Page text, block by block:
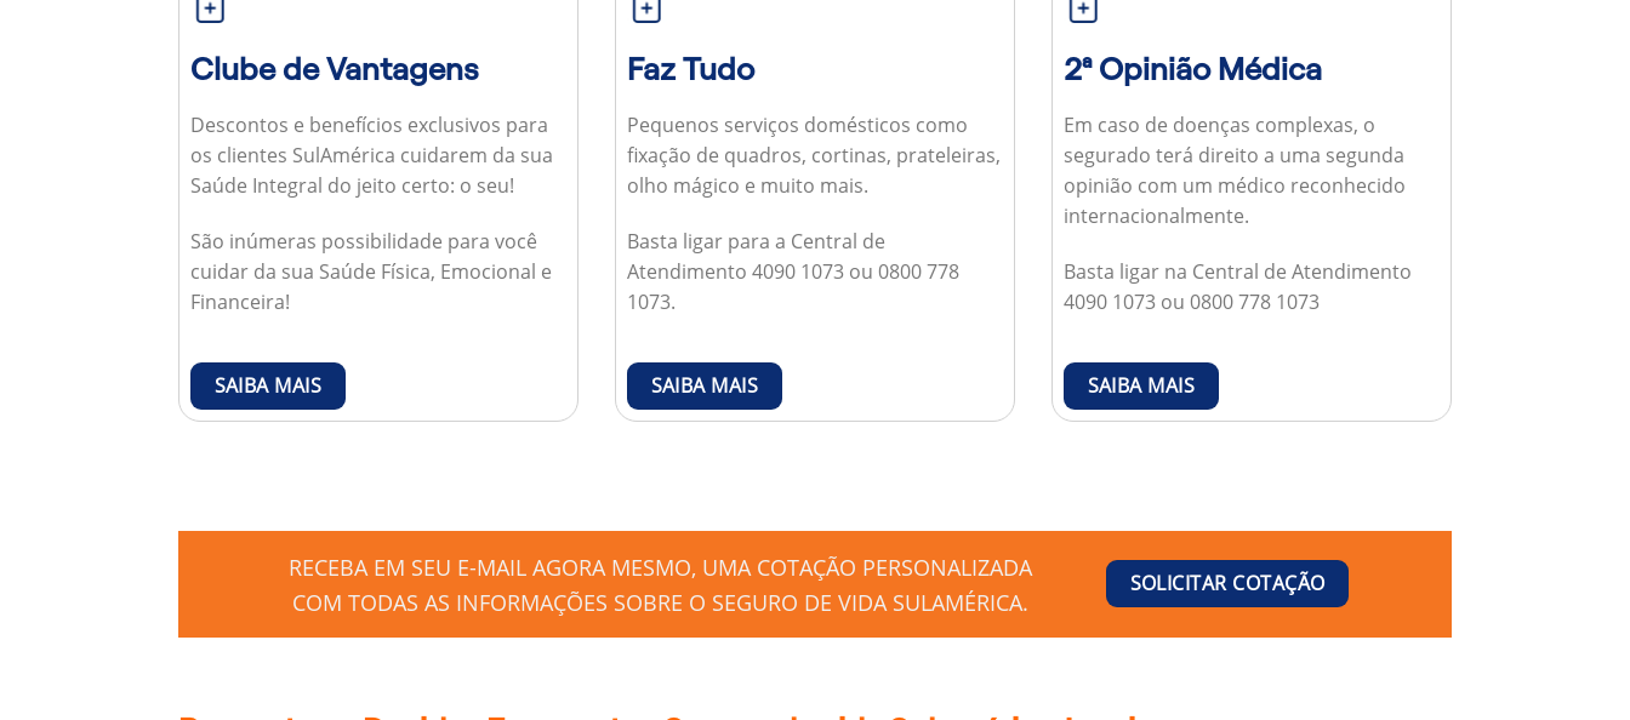
Clube de Vantagens
Descontos e benefícios exclusivos para
os clientes SulAmérica cuidarem da sua
Saúde Integral do jeito certo: o seu!
São inúmeras possibilidade para você
cuidar da sua Saúde Física, Emocional e
Financeira!
SAIBA MAIS
Faz Tudo
Pequenos serviços domésticos como
fixação de quadros, cortinas, prateleiras,
olho mágico e muito mais.
Basta ligar para a Central de
Atendimento 4090 1073 ou 0800 778
1073.
SAIBA MAIS
2ª Opinião Médica
Em caso de doenças complexas, o
segurado terá direito a uma segunda
opinião com um médico reconhecido
internacionalmente.
Basta ligar na Central de Atendimento
4090 1073 ou 0800 778 1073
SAIBA MAIS
RECEBA EM SEU E-MAIL AGORA MESMO, UMA COTAÇÃO PERSONALIZADA
COM TODAS AS INFORMAÇÕES SOBRE O SEGURO DE VIDA SULAMÉRICA.
SOLICITAR COTAÇÃO